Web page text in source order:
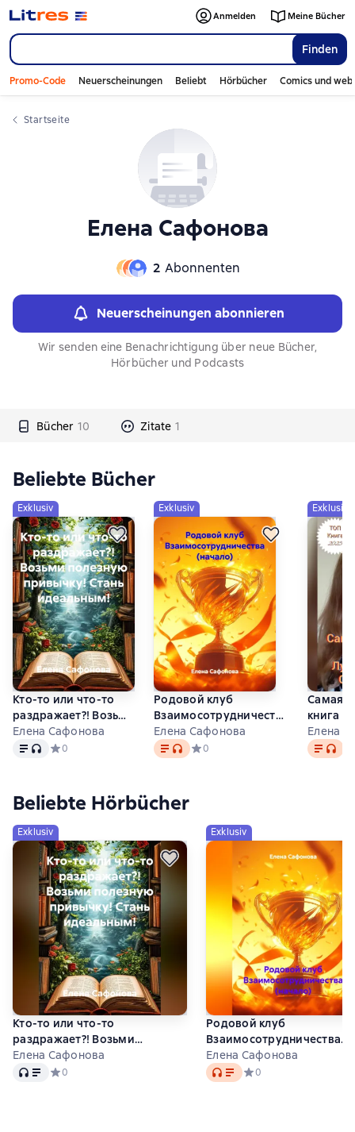
Finden
Anmelden Meine Bücher
Promo-Code Neuerscheinungen Beliebt Hörbücher Comics und
Startseite
Елена Сафонова
2 Abonnenten
Neuerscheinungen abonnieren
Wir senden eine Benachrichtigung über neue Bücher,
Hörbücher und Podcasts
Bücher 10 Zitate 1
Слайдер с книгами
Beliebte Bücher
Exklusiv
Кто-то или что-то
раздражает?! Возьми
полезную привычку!
Стань идеальным!
Елена Сафонова
Text, Audioformat verfügbar
Средний рейтинг 0 на основе 0 оценок
0
Exklusiv
Родовой клуб
Взаимосотрудничества
(начало)
Елена Сафонова
Text, Audioformat verfügbar
Средний рейтинг 0 на основе 0
0
Exklusiv
Самая
книга о
Елена
Text,
Слайдер с книгами
Beliebte Hörbücher
Exklusiv
Кто-то или что-то
раздражает?! Возьми
полезную привычку! Стань
идеальным!
Елена Сафонова
Audio Средний рейтинг 0 на основе 0 оценок
0
Exklusiv
Родовой клуб
Взаимосотрудничества
(начало)
Елена Сафонова
Audio Средний рейтинг 0 на
0